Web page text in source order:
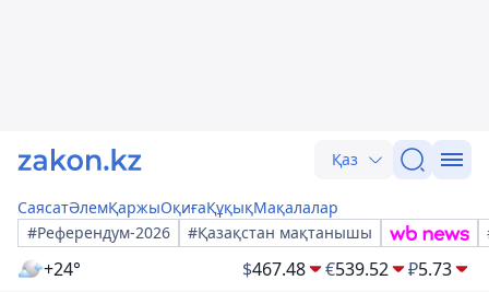
Қаз
СаясатӘлемҚаржыОқиғаҚұқықМақалалар
#Референдум-2026
#Қазақстан мақтанышы
+24° $467.48 €539.52 ₽5.73